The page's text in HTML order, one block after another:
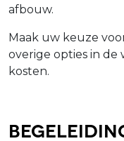
afbouw.
Maak uw keuze
overige opties in de
kosten.